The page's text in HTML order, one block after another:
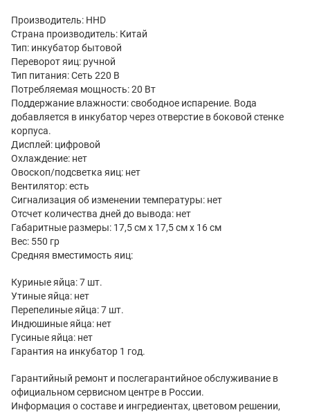
Производитель: HHD
Страна производитель: Китай
Тип: инкубатор бытовой
Переворот яиц: ручной
Тип питания: Сеть 220 В
Потребляемая мощность: 20 Вт
Поддержание влажности: свободное испарение. Вода
добавляется в инкубатор через отверстие в боковой стенке
корпуса.
Дисплей: цифровой
Охлаждение: нет
Овоскоп/подсветка яиц: нет
Вентилятор: есть
Сигнализация об изменении температуры: нет
Отсчет количества дней до вывода: нет
Габаритные размеры: 17,5 см х 17,5 см х 16 см
Вес: 550 гр
Средняя вместимость яиц:
Куриные яйца: 7 шт.
Утиные яйца: нет
Перепелиные яйца: 7 шт.
Индюшиные яйца: нет
Гусиные яйца: нет
Гарантия на инкубатор 1 год.
Гарантийный ремонт и послегарантийное обслуживание в
официальном сервисном центре в России.
Информация о составе и ингредиентах, цветовом решении,